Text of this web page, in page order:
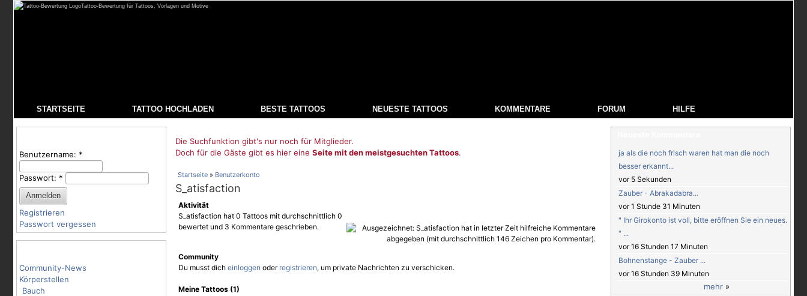
Tattoo-Bewertung für Tattoos, Vorlagen und Motive
STARTSEITE TATTOO HOCHLADEN BESTE TATTOOS NEUESTE TATTOOS KOMMENTARE FORUM HILFE
Benutzername: *
Passwort: *
Registrieren
Passwort vergessen
Community-News
Körperstellen
Bauch
Die Suchfunktion gibt's nur noch für Mitglieder.
Doch für die Gäste gibt es hier eine Seite mit den meistgesuchten Tattoos.
Startseite » Benutzerkonto
S_atisfaction
Aktivität
S_atisfaction hat 0 Tattoos mit durchschnittlich 0
bewertet und 3 Kommentare geschrieben.
Community
Du musst dich einloggen oder registrieren, um private Nachrichten zu verschicken.
Meine Tattoos (1)
ja als die noch frisch waren hat man die noch
besser erkannt...
vor 5 Sekunden
Zauber - Abrakadabra...
vor 1 Stunde 31 Minuten
" Ihr Girokonto ist voll, bitte eröffnen Sie ein neues.
" ...
vor 16 Stunden 17 Minuten
Bohnenstange - Zauber ...
vor 16 Stunden 39 Minuten
mehr »